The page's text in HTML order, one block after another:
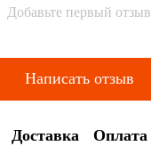
Добавьте первый отзыв
Написать отзыв
Доставка Оплата